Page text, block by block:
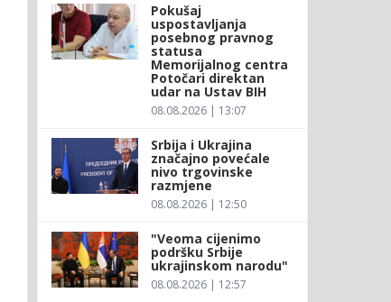
Pokušaj
uspostavljanja
posebnog pravnog
statusa
Memorijalnog centra
Potočari direktan
udar na Ustav BIH
08.08.2026 | 13:07
Srbija i Ukrajina
značajno povećale
nivo trgovinske
razmjene
08.08.2026 | 12:50
"Veoma cijenimo
podršku Srbije
ukrajinskom narodu"
08.08.2026 | 12:57